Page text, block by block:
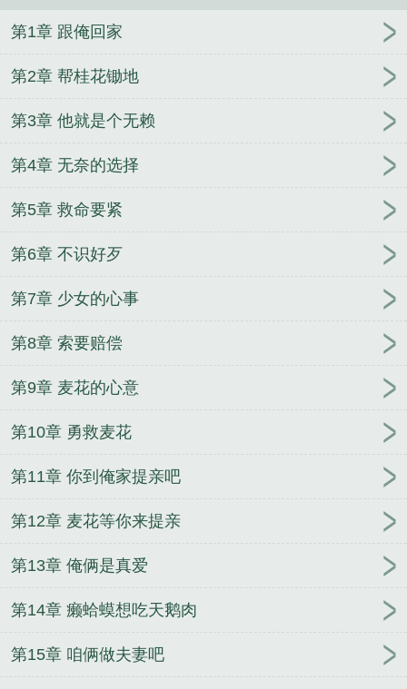
第1章 跟俺回家
第2章 帮桂花锄地
第3章 他就是个无赖
第4章 无奈的选择
第5章 救命要紧
第6章 不识好歹
第7章 少女的心事
第8章 索要赔偿
第9章 麦花的心意
第10章 勇救麦花
第11章 你到俺家提亲吧
第12章 麦花等你来提亲
第13章 俺俩是真爱
第14章 癞蛤蟆想吃天鹅肉
第15章 咱俩做夫妻吧